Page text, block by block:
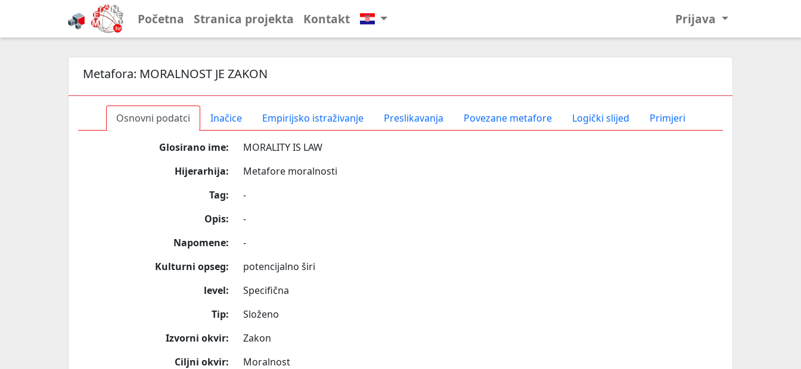
Početna Stranica projekta Kontakt Prijava
Metafora: MORALNOST JE ZAKON
Osnovni podatci Inačice Empirijsko istraživanje Preslikavanja Povezane metafore Logički slijed Primjeri
Glosirano ime:
MORALITY IS LAW
Hijerarhija:
Metafore moralnosti
Tag:
-
Opis:
-
Napomene:
-
Kulturni opseg:
potencijalno širi
level:
Specifična
Tip:
Složeno
Izvorni okvir:
Zakon
Ciljni okvir:
Moralnost